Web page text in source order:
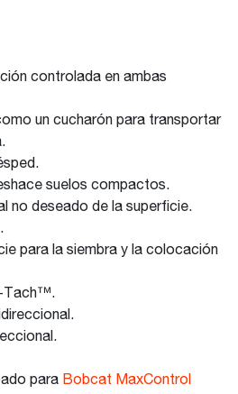
controlada en ambas
un cucharón para transportar
suelos compactos.
no deseado de la superficie.
para la siembra y la colocación
Tach™.
para Bobcat MaxControl